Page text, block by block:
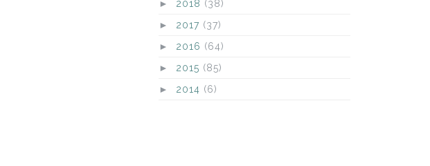
► 2018 (38)
► 2017 (37)
► 2016 (64)
► 2015 (85)
► 2014 (6)